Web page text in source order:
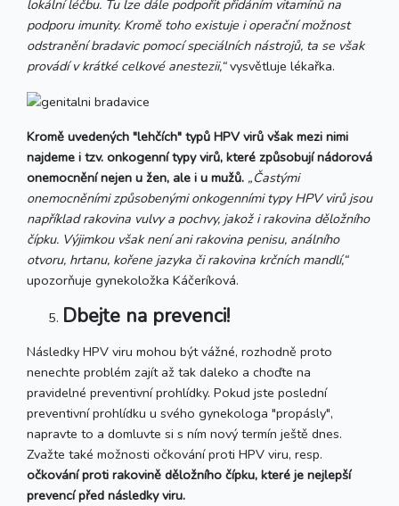
lokální léčbu. Tu lze dále podpořit přidáním vitamínů na
podporu imunity. Kromě toho existuje i operační možnost
odstranění bradavic pomocí speciálních nástrojů, ta se však
provádí v krátké celkové anestezii,“vysvětluje lékařka.
Kromě uvedených "lehčích" typů HPV virů však mezi nimi
najdeme i tzv. onkogenní typy virů, které způsobují nádorová
onemocnění nejen u žen, ale i u mužů. „Častými
onemocněními způsobenými onkogenními typy HPV virů jsou
například rakovina vulvy a pochvy, jakož i rakovina děložního
čípku. Výjimkou však není ani rakovina penisu, análního
otvoru, hrtanu, kořene jazyka či rakovina krčních mandlí,“
upozorňuje gynekoložka Káčeríková.
Dbejte na prevenci!
Následky HPV viru mohou být vážné, rozhodně proto
nenechte problém zajít až tak daleko a choďte na
pravidelné preventivní prohlídky. Pokud jste poslední
preventivní prohlídku u svého gynekologa "propásly",
napravte to a domluvte si s ním nový termín ještě dnes.
Zvažte také možnosti očkování proti HPV viru, resp.
očkování proti rakovině děložního čípku, které je nejlepší
prevencí před následky viru.